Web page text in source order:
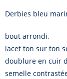
Derbies bleu
bout arrondi,
lacet ton sur ton
doublure en cuir
semelle